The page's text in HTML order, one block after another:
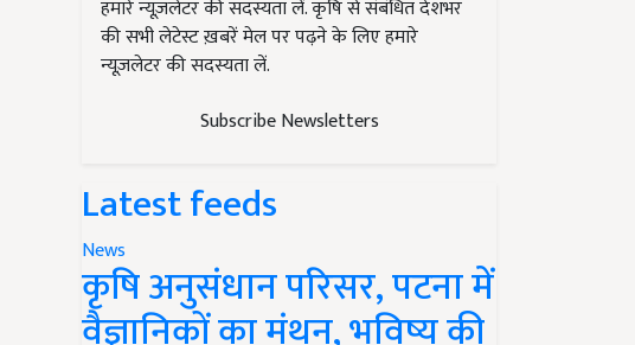
हमारे न्यूज़लेटर की सदस्यता लें. कृषि से संबंधित देशभर
की सभी लेटेस्ट ख़बरें मेल पर पढ़ने के लिए हमारे
न्यूज़लेटर की सदस्यता लें.
Subscribe Newsletters
Latest feeds
News
कृषि अनुसंधान परिसर, पटना में